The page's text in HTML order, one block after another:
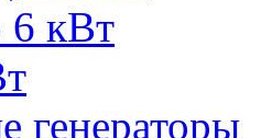
6 кВт
генераторы